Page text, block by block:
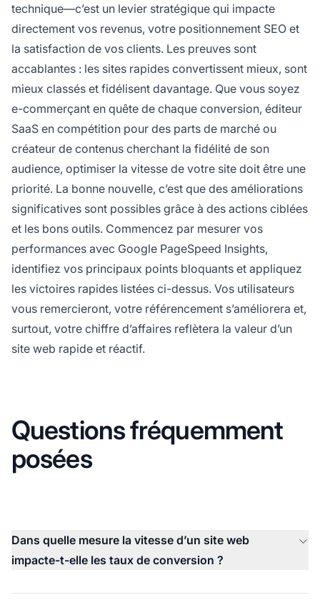
technique—c’est un levier stratégique qui impacte
directement vos revenus, votre positionnement SEO et
la satisfaction de vos clients. Les preuves sont
accablantes : les sites rapides convertissent mieux, sont
mieux classés et fidélisent davantage. Que vous soyez
e-commerçant en quête de chaque conversion, éditeur
SaaS en compétition pour des parts de marché ou
créateur de contenus cherchant la fidélité de son
audience, optimiser la vitesse de votre site doit être une
priorité. La bonne nouvelle, c’est que des améliorations
significatives sont possibles grâce à des actions ciblées
et les bons outils. Commencez par mesurer vos
performances avec Google PageSpeed Insights,
identifiez vos principaux points bloquants et appliquez
les victoires rapides listées ci-dessus. Vos utilisateurs
vous remercieront, votre référencement s’améliorera et,
surtout, votre chiffre d’affaires reflètera la valeur d’un
site web rapide et réactif.
Questions fréquemment
posées
Dans quelle mesure la vitesse d’un site web
impacte-t-elle les taux de conversion ?